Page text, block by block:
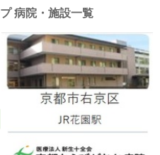
病院・施設一覧